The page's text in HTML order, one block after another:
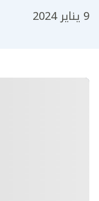
9 يناير 2024